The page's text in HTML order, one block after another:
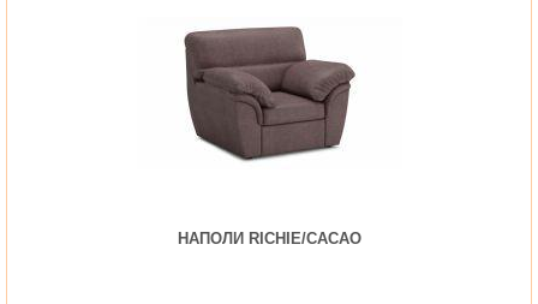
НАПОЛИ RICHIE/CACAO